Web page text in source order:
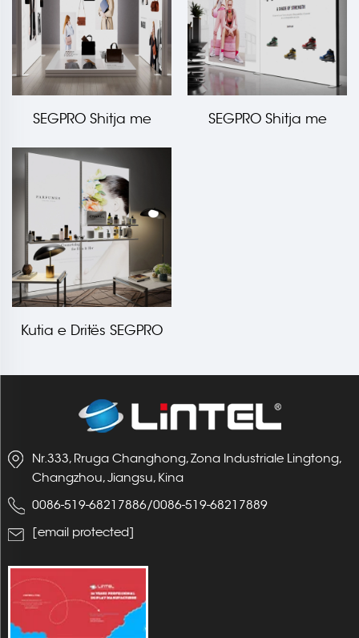
SEGPRO Shitja me
dritës
SEGPRO Shitja me
Kutia e Dritës SEGPRO
Nr.333, Rruga Changhong, Zona Industriale Lingtong,
Changzhou, Jiangsu, Kina
0086-519-68217886/0086-519-68217889
[email protected]